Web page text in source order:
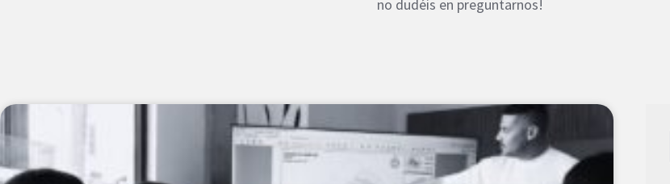
no dudéis en preguntarnos!